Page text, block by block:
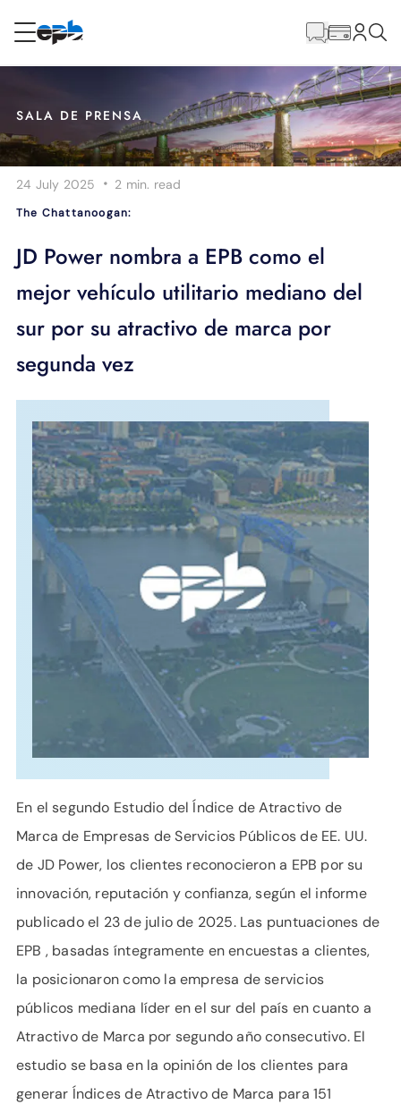
Internet
Energía
Televisión
Teléfono
BLOG
IDIOMA
principal
SALA DE PRENSA
24 July 2025 · 2 min. read
The Chattanoogan:
JD Power nombra a EPB como el
mejor vehículo utilitario mediano del
sur por su atractivo de marca por
segunda vez
En el segundo Estudio del Índice de Atractivo de
Marca de Empresas de Servicios Públicos de EE. UU.
de JD Power, los clientes reconocieron a EPB por su
innovación, reputación y confianza, según el informe
publicado el 23 de julio de 2025. Las puntuaciones de
EPB , basadas íntegramente en encuestas a clientes,
la posicionaron como la empresa de servicios
públicos mediana líder en el sur del país en cuanto a
Atractivo de Marca por segundo año consecutivo. El
estudio se basa en la opinión de los clientes para
generar Índices de Atractivo de Marca para 151